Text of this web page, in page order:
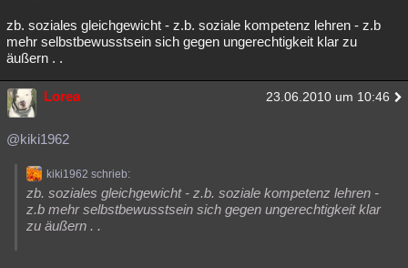
zb. soziales gleichgewicht - z.b. soziale kompetenz lehren - z.b
mehr selbstbewusstsein sich gegen ungerechtigkeit klar zu
äußern . .
Lorea 23.06.2010 um 10:46
@kiki1962
kiki1962 schrieb:
zb. soziales gleichgewicht - z.b. soziale kompetenz lehren -
z.b mehr selbstbewusstsein sich gegen ungerechtigkeit klar
zu äußern . .